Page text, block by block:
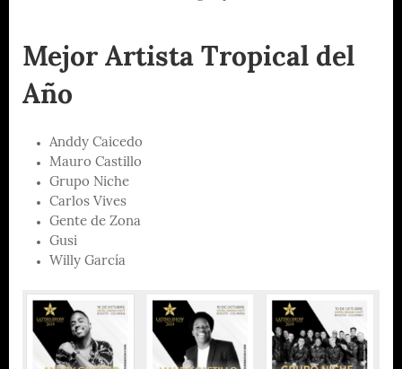
Mejor Artista Tropical del
Año
Anddy Caicedo
Mauro Castillo
Grupo Niche
Carlos Vives
Gente de Zona
Gusi
Willy García